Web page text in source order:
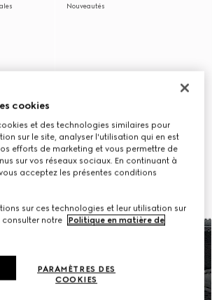
Nouveautés
cookies
et des technologies similaires pour
sur le site, analyser l'utilisation qui en est
efforts de marketing et vous permettre de
sur vos réseaux sociaux. En continuant à
acceptez les présentes conditions
sur ces technologies et leur utilisation sur
consulter notre
Politique en matière de
PARAMÈTRES DES
COOKIES